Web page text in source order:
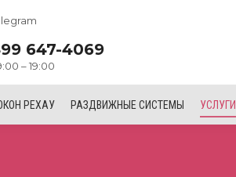
647-4069
– 19:00
РЕХАУ РАЗДВИЖНЫЕ СИСТЕМЫ УСЛУГИ